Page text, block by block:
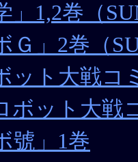
」1,2巻（
Ｇ」2巻（
ット大戦コ
ボット大戦
號」1巻